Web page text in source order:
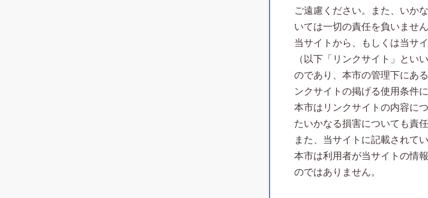
ご遠慮ください。また、いか
いては一切の責任を負いません
当サイトから、もしくは当サ
（以下「リンクサイト」とい
のであり、本市の管理下にあ
ンクサイトの掲げる使用条件
本市はリンクサイトの内容に
たいかなる損害についても責
また、当サイトに記載されて
本市は利用者が当サイトの情
のではありません。